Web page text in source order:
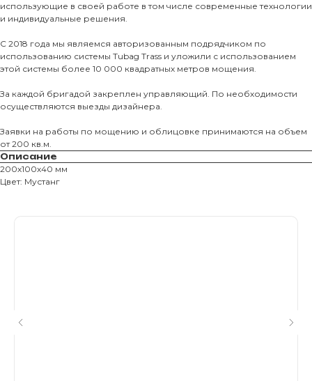
использующие в своей работе в том числе современные технологии
и индивидуальные решения.
С 2018 года мы являемся авторизованным подрядчиком по
использованию системы Tubag Trass и уложили с использованием
этой системы более 10 000 квадратных метров мощения.
За каждой бригадой закреплен управляющий. По необходимости
осуществляются выезды дизайнера.
Заявки на работы по мощению и облицовке принимаются на объем
от 200 кв.м.
Описание
200х100х40 мм
Цвет: Мустанг
ПОМОЩЬ
Навесы,